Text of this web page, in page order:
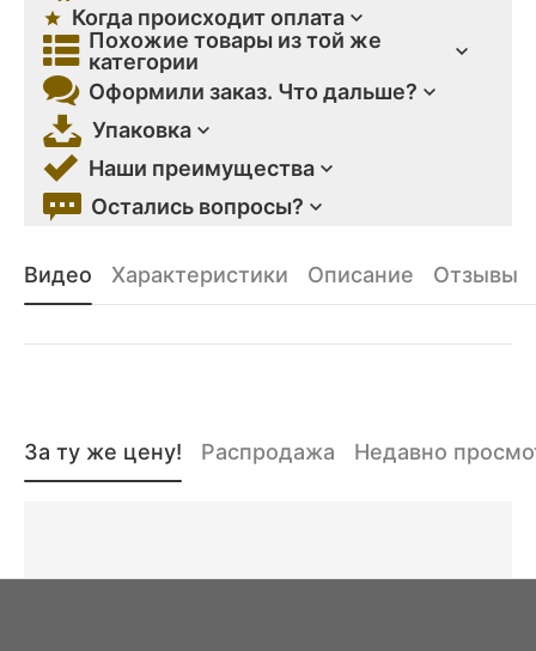
Когда происходит оплата
Похожие товары из той же
категории
Оформили заказ. Что дальше?
Упаковка
Наши преимущества
Остались вопросы?
Видео Характеристики Описание Отзывы
За ту же цену! Распродажа Недавно